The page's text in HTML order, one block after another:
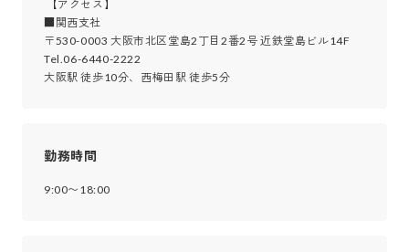
■関西支社
〒530-0003 大阪市北区堂島2丁目2番2号 近鉄堂島ビル14F
Tel.06-6440-2222
大阪駅 徒歩10分、西梅田駅 徒歩5分
勤務時間
9:00〜18:00